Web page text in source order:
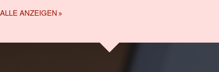
ALLE ANZEIGEN